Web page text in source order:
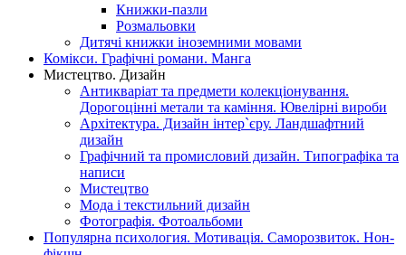
Книжки-пазли
Розмальовки
Дитячі книжки іноземними мовами
Комікси. Графічні романи. Манга
Мистецтво. Дизайн
Антикваріат та предмети колекціонування.
Дорогоцінні метали та каміння. Ювелірні вироби
Архітектура. Дизайн інтер`єру. Ландшафтний
дизайн
Графічний та промисловий дизайн. Типографіка та
написи
Мистецтво
Мода і текстильний дизайн
Фотографія. Фотоальбоми
Популярна психология. Мотивація. Саморозвиток. Нон-